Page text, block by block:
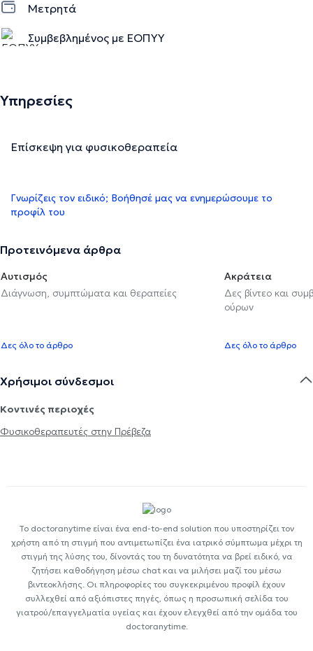
Μετρητά
Συμβεβλημένος με ΕΟΠΥΥ
Υπηρεσίες
Επίσκεψη για φυσικοθεραπεία
Γνωρίζεις τον ειδικό; Βοήθησέ μας να ενημερώσουμε το
προφίλ του
Προτεινόμενα άρθρα
Αυτισμός
Διάγνωση, συμπτώματα και θεραπείες
Δες όλο το άρθρο
Ακράτεια
Δες βίντεο και
ούρων
Δες όλο το άρθρο
Χρήσιμοι σύνδεσμοι
Κοντινές περιοχές
Φυσικοθεραπευτές στην Πρέβεζα
Το doctoranytime είναι ένα end-to-end solution που υποστηρίζει τον
χρήστη από τη στιγμή που αντιμετωπίζει ένα ιατρικό σύμπτωμα μέχρι τη
στιγμή της λύσης του, δίνοντάς του τη δυνατότητα να βρεί ειδικό, να
ζητήσει καθοδήγηση μέσω chat και να μιλήσει μαζί του μέσω
βιντεοκλήσης. Οι πληροφορίες του συγκεκριμένου προφίλ έχουν
συλλεχθεί από αξιόπιστες πηγές, όπως η προσωπική σελίδα του
γιατρού/επαγγελματία υγείας και έχουν ελεγχθεί από την ομάδα του
doctoranytime.